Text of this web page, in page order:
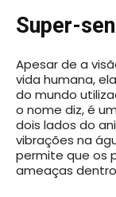
Super-
Apesar de a
vida humana,
do mundo
o nome diz, é
dois lados do
vibrações na
permite que os
ameaças